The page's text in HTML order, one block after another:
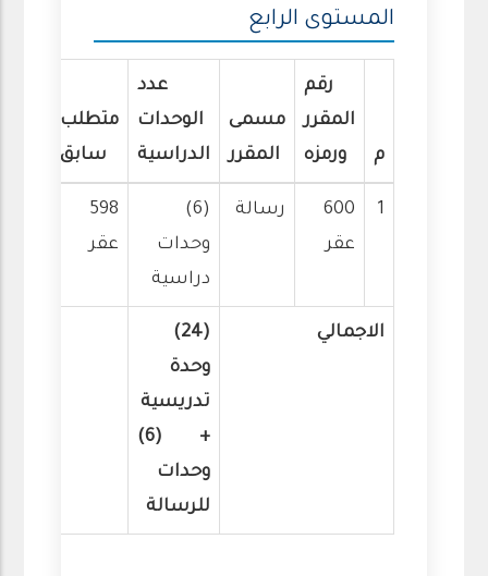
المستوى الرابع
م
رقم
المقرر
ورمزه
مسمى
المقرر
عدد
الوحدات
الدراسية
متطلب
سابق
1
600
عقر
رسالة
(6)
وحدات
دراسية
598
عقر
الاجمالي
(24)
وحدة
تدريسية
+ (6)
وحدات
للرسالة